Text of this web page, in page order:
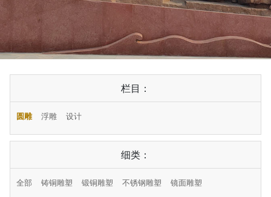
栏目：
圆雕 浮雕 设计
细类：
全部 铸铜雕塑 锻铜雕塑 不锈钢雕塑 镜面雕塑